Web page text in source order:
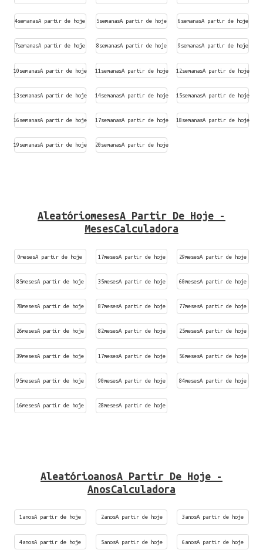
4semanasA partir de hoje 5semanasA partir de hoje 6semanasA partir de hoje
7semanasA partir de hoje 8semanasA partir de hoje 9semanasA partir de hoje
10semanasA partir de hoje 11semanasA partir de hoje 12semanasA partir de hoje
13semanasA partir de hoje 14semanasA partir de hoje 15semanasA partir de hoje
16semanasA partir de hoje 17semanasA partir de hoje 18semanasA partir de hoje
19semanasA partir de hoje 20semanasA partir de hoje
AleatóriomesesA Partir De Hoje -
MesesCalculadora
0mesesA partir de hoje 17mesesA partir de hoje 29mesesA partir de hoje
85mesesA partir de hoje 35mesesA partir de hoje 60mesesA partir de hoje
78mesesA partir de hoje 87mesesA partir de hoje 77mesesA partir de hoje
26mesesA partir de hoje 82mesesA partir de hoje 25mesesA partir de hoje
39mesesA partir de hoje 17mesesA partir de hoje 56mesesA partir de hoje
95mesesA partir de hoje 90mesesA partir de hoje 84mesesA partir de hoje
16mesesA partir de hoje 28mesesA partir de hoje
AleatórioanosA Partir De Hoje -
AnosCalculadora
1anosA partir de hoje 2anosA partir de hoje 3anosA partir de hoje
4anosA partir de hoje 5anosA partir de hoje 6anosA partir de hoje